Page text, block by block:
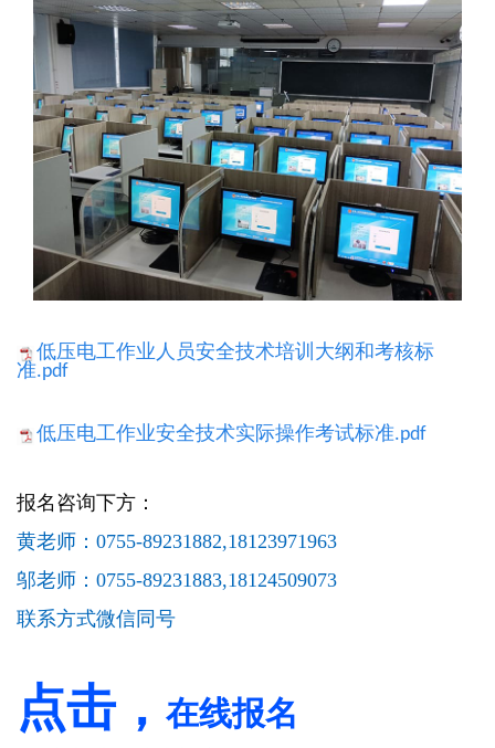
低压电工作业人员安全技术培训大纲和考核标
准.pdf
低压电工作业安全技术实际操作考试标准.pdf
报名咨询下方：
黄老师：0755-89231882,18123971963
邬老师：0755-89231883,18124509073
联系方式微信同号
点击， 在线报名